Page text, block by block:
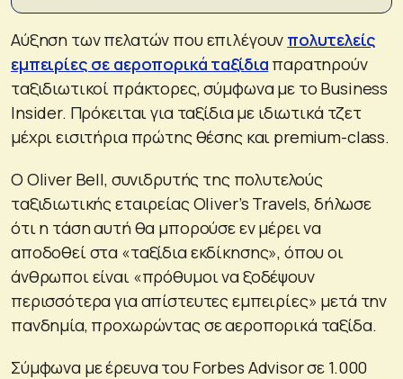
Αύξηση των πελατών που επιλέγουν πολυτελείς
εμπειρίες σε αεροπορικά ταξίδια παρατηρούν
ταξιδιωτικοί πράκτορες, σύμφωνα με το Business
Insider. Πρόκειται για ταξίδια με ιδιωτικά τζετ
μέχρι εισιτήρια πρώτης θέσης και premium-class.
Ο Oliver Bell, συνιδρυτής της πολυτελούς
ταξιδιωτικής εταιρείας Oliver’s Travels, δήλωσε
ότι η τάση αυτή θα μπορούσε εν μέρει να
αποδοθεί στα «ταξίδια εκδίκησης», όπου οι
άνθρωποι είναι «πρόθυμοι να ξοδέψουν
περισσότερα για απίστευτες εμπειρίες» μετά την
πανδημία, προχωρώντας σε αεροπορικά ταξίδα.
Σύμφωνα με έρευνα του Forbes Advisor σε 1.000